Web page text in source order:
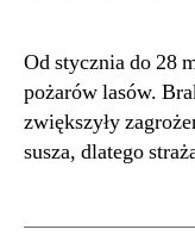
Od stycznia do 28
pożarów lasów.
zwiększyły
susza, dlatego